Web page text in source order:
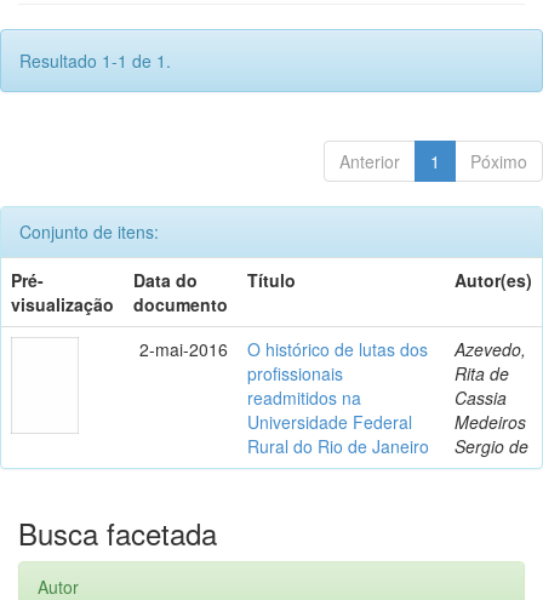
Resultado 1-1 de 1.
Anterior 1 Póximo
Conjunto de itens:
Pré-
visualização
Data do
documento
Título Autor(es)
2-mai-2016
O histórico de lutas dos
profissionais
readmitidos na
Universidade Federal
Rural do Rio de Janeiro
Azevedo,
Rita de
Cassia
Medeiros
Sergio de
Busca facetada
Autor